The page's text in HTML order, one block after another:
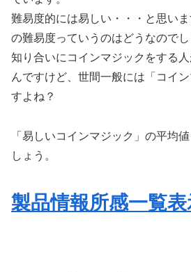
難易度的には易しい・・・と思い
の難易度っていうのはどうなのでし
知り合いにコインマジックをする
んですけど、世間一般には「コイ
すよね？
「易しいコインマジック」の平均
しょう。
製品情報所感一覧